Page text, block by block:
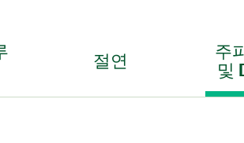
절연
주
및